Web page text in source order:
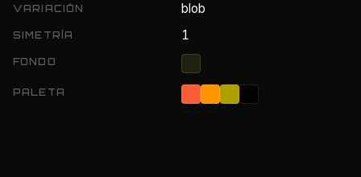
VARIACIÓN blob
SIMETRÍA 1
FONDO
PALETA